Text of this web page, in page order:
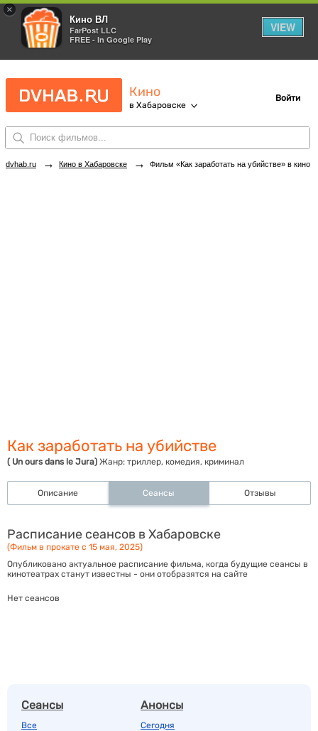
×
Кино ВЛ
FarPost LLC
FREE - In Google Play
VIEW
Кино
в Хабаровске
Войти
dvhab.ru → Кино в Хабаровске → Фильм «Как заработать на убийстве» в кинотеатрах Хабаровска. Купить билеты!
Как заработать на убийстве
( Un ours dans le Jura) Жанр: триллер, комедия, криминал
Описание Сеансы Отзывы
Расписание сеансов в Хабаровске
(Фильм в прокате с 15 мая, 2025)
Опубликовано актуальное расписание фильма, когда будущие сеансы в
кинотеатрах станут известны - они отобразятся на сайте
Нет сеансов
Сеансы
Все
Анонсы
Сегодня